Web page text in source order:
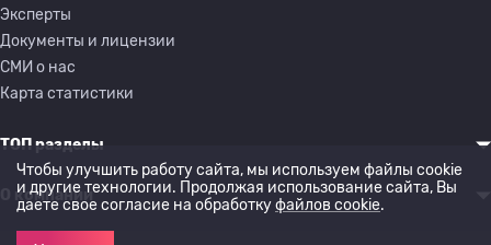
Эксперты
Документы и лицензии
СМИ о нас
Карта статистики
ТОП разделы
О компании
Чтобы улучшить работу сайта, мы используем файлы cookie
и другие технологии. Продолжая использование сайта, Вы
даете свое согласие на обработкуфайлов cookie.